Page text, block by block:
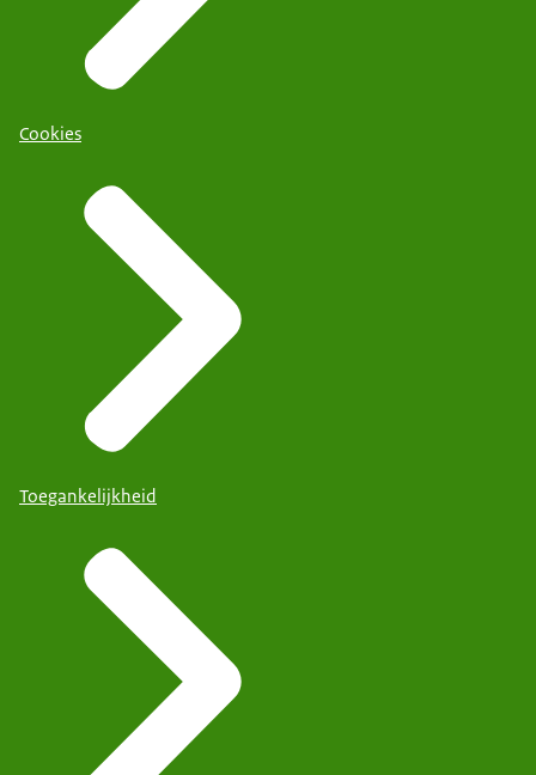
Cookies
Toegankelijkheid